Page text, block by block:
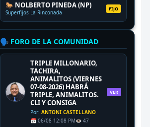
🐎 NOLBERTO PINEDA (NP)
Superfijos La Rinconada
FIJO
🗣️ FORO DE LA COMUNIDAD
TRIPLE MILLONARIO,
TACHIRA,
ANIMALITOS (VIERNES
07-08-2026) HABRÁ
TRIPLE, ANIMALITOS.
CLI Y CONSIGA
Por: ANTONI CASTELLANO
📅 06/08 12:08 PM👁️ 47
VER